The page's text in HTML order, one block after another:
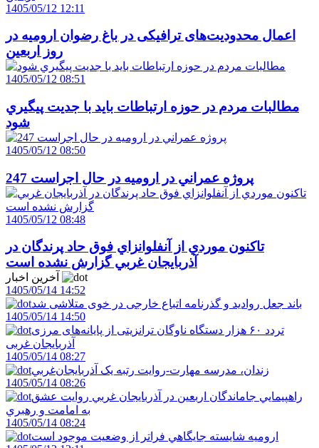
1405/05/12 12:11
اعمال محدودیت‌های ترافیکی در باغ رضوان ارومیه در
روز اربعین
1405/05/12 08:51
مطالبات مردم در حوزه ارتباطات بايد با جديت پيگيري
شود
1405/05/12 08:50
247 پروژه عمراني در اروميه در حال اجراست
1405/05/12 08:48
تاکنون موردي از آنفلوانزاي فوق حاد پرندگان در
آذربايجان غربي گزارش نشده است
1405/05/14 14:52
باند جعل روادید و گذرنامه اتباع خارجی در خوی متلاشی شد
1405/05/14 14:50
تردد ۶۰ هزار دستگاه ناوگان ترانزیتی از پایانه‌های مرزی
آذربایجان ‌غربی
1405/05/14 08:27
زندان، مدرسه مهارت-روايت رتبه يک آذربايجان‌غربي
1405/05/14 08:26
راهپيمايي جاماندگان اربعين در آذربايجان غربي روايت عشق
به امامت و رهبري
1405/05/14 08:24
اروميه شايسته جايگاهي فراتر از وضعيت موجود است